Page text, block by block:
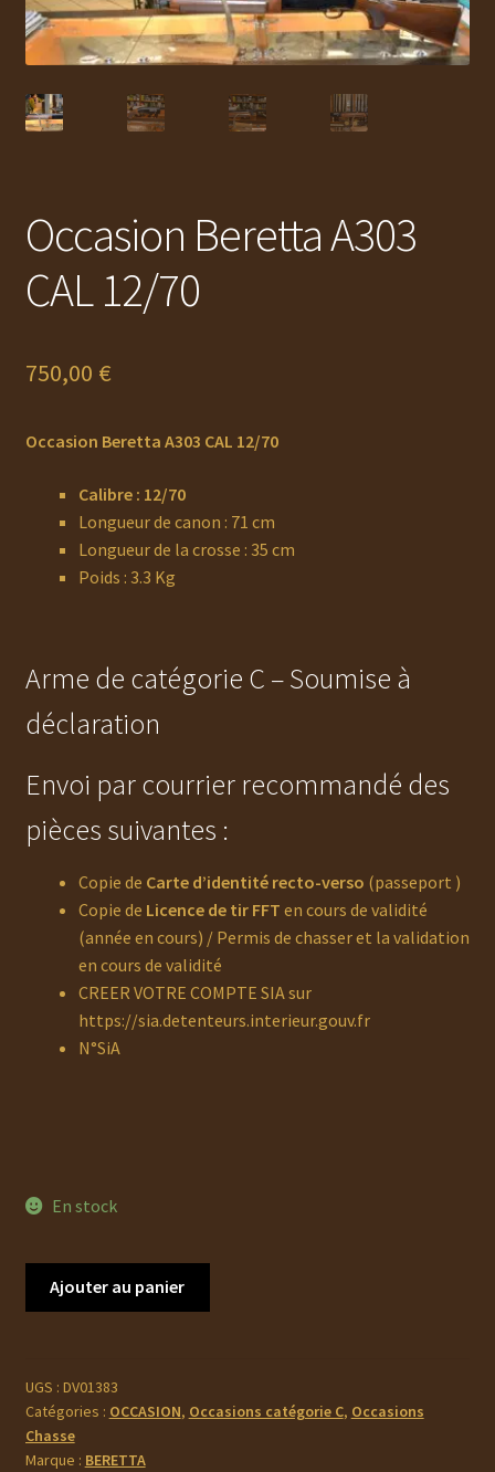
MUNITIONS
Ouvrir
le
menu
enfant
Ouvrir
le
menu
RECHARGEMENT
menu
AUTO DÉFENSE
Occasion Beretta A303
CAL 12/70
750,00 €
Occasion Beretta A303 CAL 12/70
Calibre : 12/70
Longueur de canon : 71 cm
Longueur de la crosse : 35 cm
Poids : 3.3 Kg
Arme de catégorie C – Soumise à
déclaration
Envoi par courrier recommandé des
pièces suivantes :
Copie de Carte d’identité recto-verso (passeport )
Copie de Licence de tir FFT en cours de validité
(année en cours) / Permis de chasser et la validation
en cours de validité
CREER VOTRE COMPTE SIA sur
https://sia.detenteurs.interieur.gouv.fr
N°SiA
En stock
A303
CAL
12/70
Ajouter au panier
UGS : DV01383
Catégories : OCCASION, Occasions catégorie C, Occasions
Chasse
Marque : BERETTA